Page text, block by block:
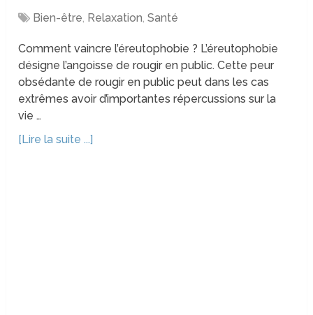
Bien-être, Relaxation,Santé
Comment vaincre l’éreutophobie ? L’éreutophobie
désigne l’angoisse de rougir en public. Cette peur
obsédante de rougir en public peut dans les cas
extrêmes avoir d’importantes répercussions sur la
vie …
[Lire la suite ...]